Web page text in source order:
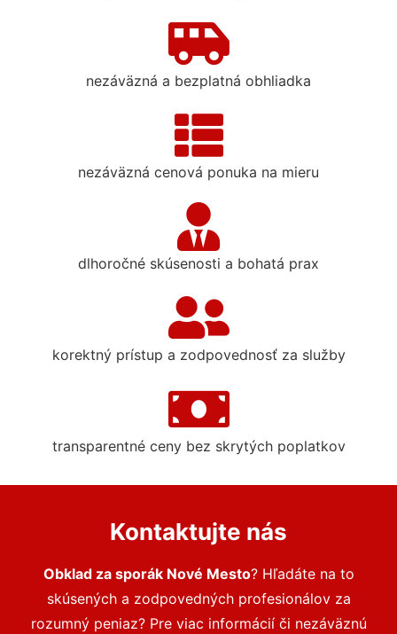
nezáväzná a bezplatná obhliadka
nezáväzná cenová ponuka na mieru
dlhoročné skúsenosti a bohatá prax
korektný prístup a zodpovednosť za služby
transparentné ceny bez skrytých poplatkov
Kontaktujte nás
Obklad za sporák Nové Mesto? Hľadáte na to
skúsených a zodpovedných profesionálov za
rozumný peniaz? Pre viac informácií či nezáväznú